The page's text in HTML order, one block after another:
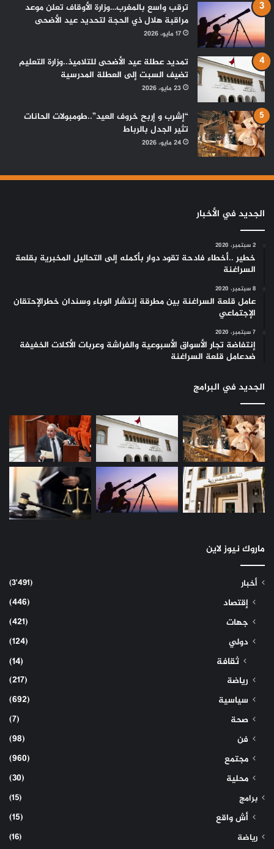
ترقب واسع بالمغرب…وزارة الأوقاف تعلن موعد
مراقبة هلال ذي الحجة لتحديد عيد الأضحى
17 مايو، 2026
تمديد عطلة عيد الأضحى للتلاميذ..وزارة التعليم
تضيف السبت إلى العطلة المدرسية
23 مايو، 2026
“إشرب و إربح خروف العيد”..طومبولات الحانات
تثير الجدل بالرباط
24 مايو، 2026
الجديد في الأخبار
2 سبتمبر، 2020
خطير ..أخطاء فادحة تقود دوار بأكمله إلى التحاليل المخبرية بقلعة
السراغنة
8 سبتمبر، 2020
عامل قلعة السراغنة بين مطرقة إنتشار الوباء وسندان خطرالإحتقان
الإجتماعي
7 سبتمبر، 2020
إنتفاضة تجار الأسواق الأسبوعية والفراشة وعربات الأكلات الخفيفة
ضدعامل قلعة السراغنة
الجديد في البرامج
ماروك نيوز لاين
أخبار (3٬491)
إقتصاد
(446)
جهات
(421)
دولي
(124)
ثقافة (14)
رياضة
(217)
سياسية
(692)
صحة
(7)
فن
(98)
مجتمع
(960)
محلية
(30)
برامج (15)
أش واقع (15)
رياضة (16)